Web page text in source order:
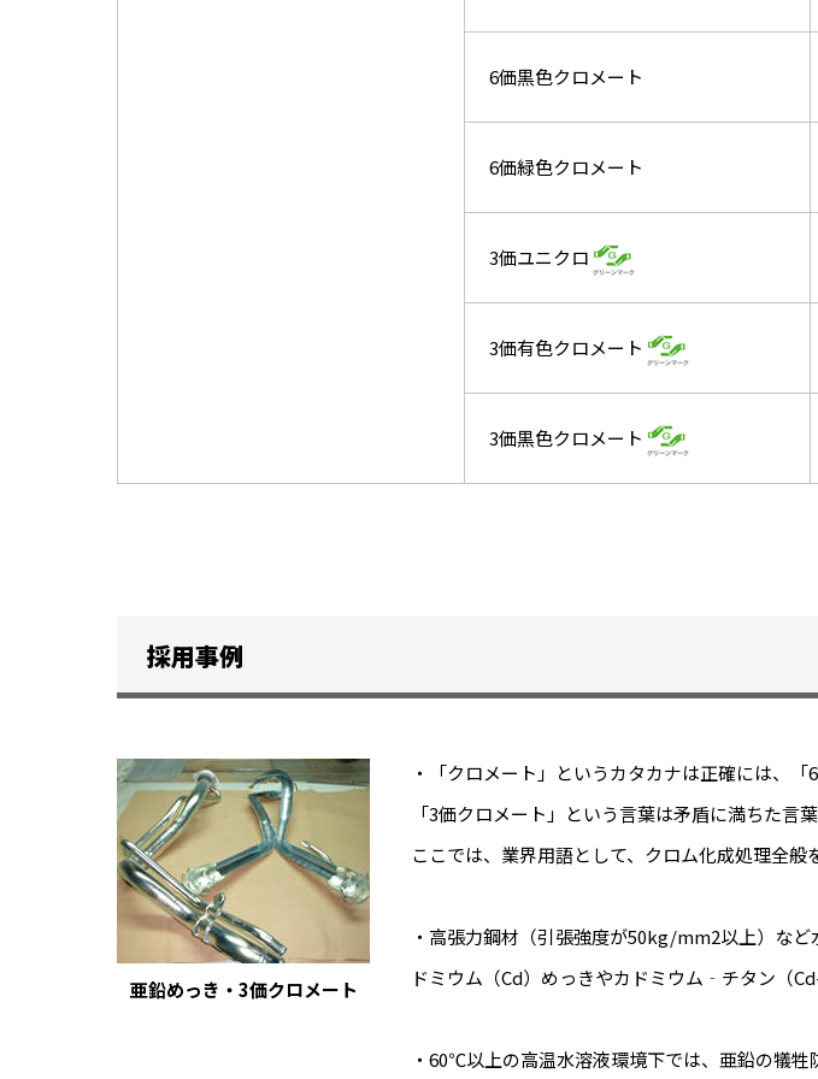
6価黒色クロメート
6価緑色クロメート
3価ユニクロ
3価有色クロメート
3価黒色クロメート
採用事例
亜鉛めっき・3価クロメート
・「クロメート」というカタカナは正確には、
「3価クロメート」という言葉は矛盾に満ちた言
ここでは、業界用語として、クロム化成処理全般
・高張力鋼材（引張強度が50kg/mm2以上）な
ドミウム（Cd）めっきやカドミウム‐チタン（
・60℃以上の高温水溶液環境下では、亜鉛の犠牲